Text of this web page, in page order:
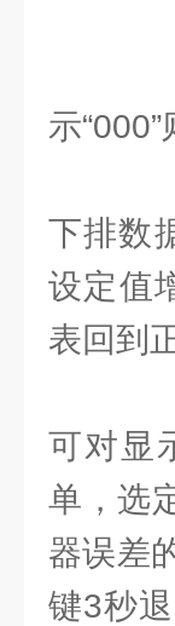
1
示
2
下排数
设定值
表回到
3
可对显
单，选
器误差
键3秒